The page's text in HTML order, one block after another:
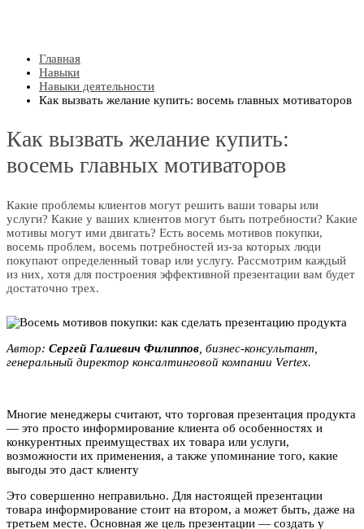
Главная
Навыки
Навыки деятельности
Как вызвать желание купить: восемь главных мотиваторов
Как вызвать желание купить:
восемь главных мотиваторов
Какие проблемы клиентов могут решить ваши товары или
услуги? Какие у ваших клиентов могут быть потребности? Какие
мотивы могут ими двигать? Есть восемь мотивов покупки,
восемь проблем, восемь потребностей из-за которых люди
покупают определенный товар или услугу. Рассмотрим каждый
из них, хотя для построения эффективной презентации вам будет
достаточно трех.
Автор: Cepгeй Гaлиeвич Филиппoв, бизнес-конcультaнт,
генеральный директор конcaлтингoвой компании Vеrtех.
Многие менеджеры считают, что торговая презентация продукта
— это просто информирование клиента об особенностях и
конкурентных преимуществах их товара или услуги,
возможности их применения, а также упоминание того, какие
выгоды это даст клиенту
Это совершенно неправильно. Для настоящей презентации
товара информирование стоит на втором, а может быть, даже на
третьем месте. Основная же цель презентации — создать у